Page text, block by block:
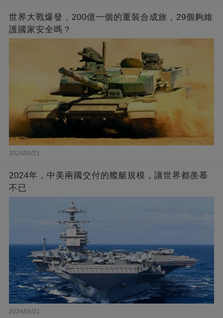
世界大戰爆發，200億一個的重裝合成旅，29個夠維
護國家安全嗎？
2024/05/21
2024年，中美兩國交付的艦艇規模，讓世界都羨慕
不已
2024/05/21